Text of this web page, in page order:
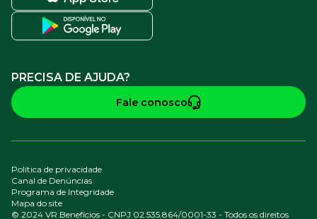
PRECISA DE AJUDA?
Fale conosco
© 2024 VR Benefícios - CNPJ 02.535.864/0001-33 - Todos os direitos
Política de privacidade
Canal de Denúncias
Programa de Integridade
Mapa do site